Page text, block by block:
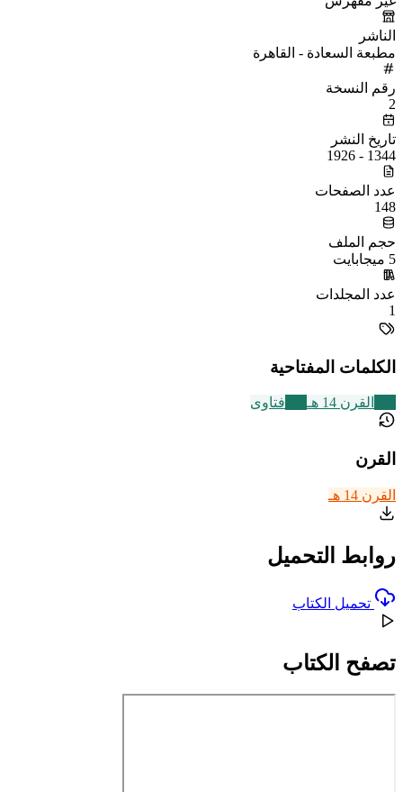
الناشر
مطبعة السعادة - القاهرة
رقم النسخة
2
تاريخ النشر
1344 - 1926
عدد الصفحات
148
حجم الملف
5 ميجابايت
عدد المجلدات
1
الكلمات المفتاحية
القرن 14 هـ فتاوى
القرن
القرن 14 هـ
روابط التحميل
تحميل الكتاب
تصفح الكتاب